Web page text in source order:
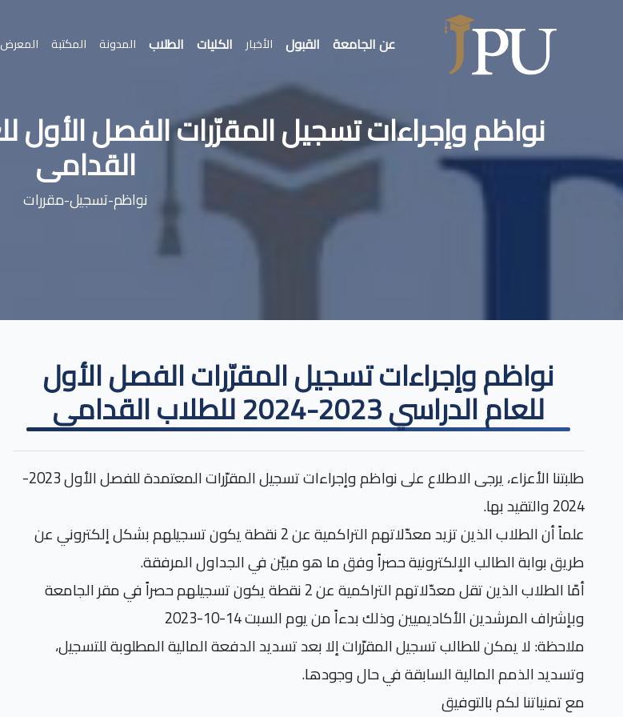
عن الجامعة القبول الأخبار الكليات الطلاب المدونة المكتبة المعرض
القدامى
نواظم-تسجيل-مقررات
نواظم وإجراءات تسجيل المقرّرات الفصل الأول
للعام الدراسي 2023-2024 للطلاب القدامى
طلبتنا الأعزاء، يرجى الاطلاع على نواظم وإجراءات تسجيل المقرّرات المعتمدة للفصل الأول 2023-
2024 والتقيد بها.
علماً أن الطلاب الذين تزيد معدّلاتهم التراكمية عن 2 نقطة يكون تسجيلهم بشكل إلكتروني عن
طريق بوابة الطالب الإلكترونية حصراً وفق ما هو مبيّن في الجداول المرفقة.
أمّا الطلاب الذين تقل معدّلاتهم التراكمية عن 2 نقطة يكون تسجيلهم حصراً في مقر الجامعة
وبإشراف المرشدين الأكاديميين وذلك بدءاً من يوم السبت 14-10-2023
ملاحظة: لا يمكن للطالب تسجيل المقرّرات إلا بعد تسديد الدفعة المالية المطلوبة للتسجيل،
وتسديد الذمم المالية السابقة في حال وجودها.
مع تمنياتنا لكم بالتوفيق